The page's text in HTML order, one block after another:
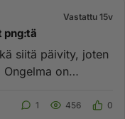
Vastattu 15v
png:tä
siitä päivity, joten
1 456 0